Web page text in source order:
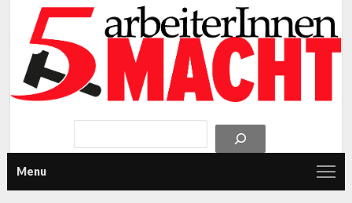
Menu